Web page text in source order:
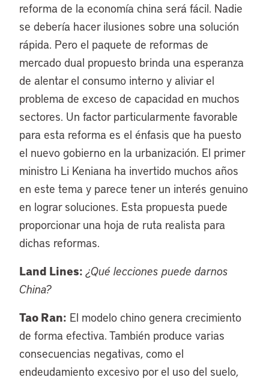
reforma de la economía china será fácil. Nadie
se debería hacer ilusiones sobre una solución
rápida. Pero el paquete de reformas de
mercado dual propuesto brinda una esperanza
de alentar el consumo interno y aliviar el
problema de exceso de capacidad en muchos
sectores. Un factor particularmente favorable
para esta reforma es el énfasis que ha puesto
el nuevo gobierno en la urbanización. El primer
ministro Li Keniana ha invertido muchos años
en este tema y parece tener un interés genuino
en lograr soluciones. Esta propuesta puede
proporcionar una hoja de ruta realista para
dichas reformas.
Land Lines: ¿Qué lecciones puede darnos
China?
Tao Ran: El modelo chino genera crecimiento
de forma efectiva. También produce varias
consecuencias negativas, como el
endeudamiento excesivo por el uso del suelo,